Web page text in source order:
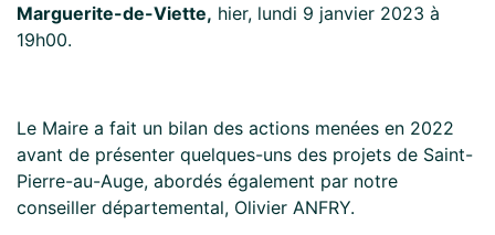
Marguerite-de-Viette, hier, lundi 9 janvier 2023 à
19h00.
Le Maire a fait un bilan des actions menées en 2022
avant de présenter quelques-uns des projets de Saint-
Pierre-au-Auge, abordés également par notre
conseiller départemental, Olivier ANFRY.